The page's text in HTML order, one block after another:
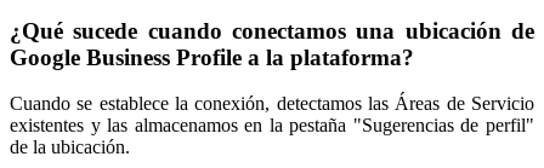
¿Qué sucede cuando conectamos una ubicación de
Google Business Profile a la plataforma?
Cuando se establece la conexión, detectamos las Áreas de Servicio
existentes y las almacenamos en la pestaña "Sugerencias de perfil"
de la ubicación.